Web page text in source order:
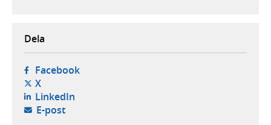
Dela
Facebook- öppnas i ny flik, extern webbplats,
X- öppnas i ny flik, extern webbplats,
LinkedIn- öppnas i ny flik, extern webbplats,
E-post- öppnar din e-postklient,